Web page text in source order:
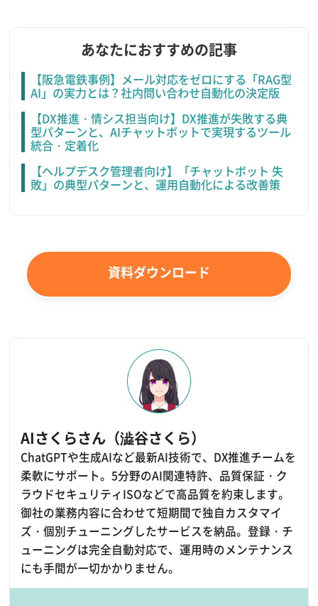
あなたにおすすめの記事
【阪急電鉄事例】メール対応をゼロにする「RAG型
AI」の実力とは？社内問い合わせ自動化の決定版
【DX推進・情シス担当向け】DX推進が失敗する典
型パターンと、AIチャットボットで実現するツール
統合・定着化
【ヘルプデスク管理者向け】「チャットボット 失
敗」の典型パターンと、運用自動化による改善策
資料ダウンロード
AIさくらさん（澁谷さくら）
ChatGPTや生成AIなど最新AI技術で、DX推進チームを
柔軟にサポート。5分野のAI関連特許、品質保証・ク
ラウドセキュリティISOなどで高品質を約束します。
御社の業務内容に合わせて短期間で独自カスタマイ
ズ・個別チューニングしたサービスを納品。登録・チ
ューニングは完全自動対応で、運用時のメンテナンス
にも手間が一切かかりません。